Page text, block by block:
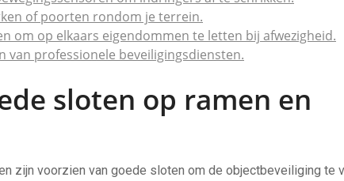
of poorten rondom je terrein.
om op elkaars eigendommen te letten bij afwezigheid.
van professionele beveiligingsdiensten.
sloten op ramen en
zijn voorzien van goede sloten om de objectbeveiliging te